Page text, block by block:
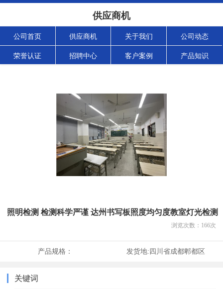
供应商机
公司首页 供应商机 关于我们 公司动态
荣誉认证 招聘中心 客户案例 产品知识
照明检测 检测科学严谨 达州书写板照度均匀度教室灯光检测
浏览次数： 166次
产品规格： 发货地:四川省成都郫都区
关键词